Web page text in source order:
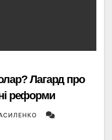
Лагард про
реформи